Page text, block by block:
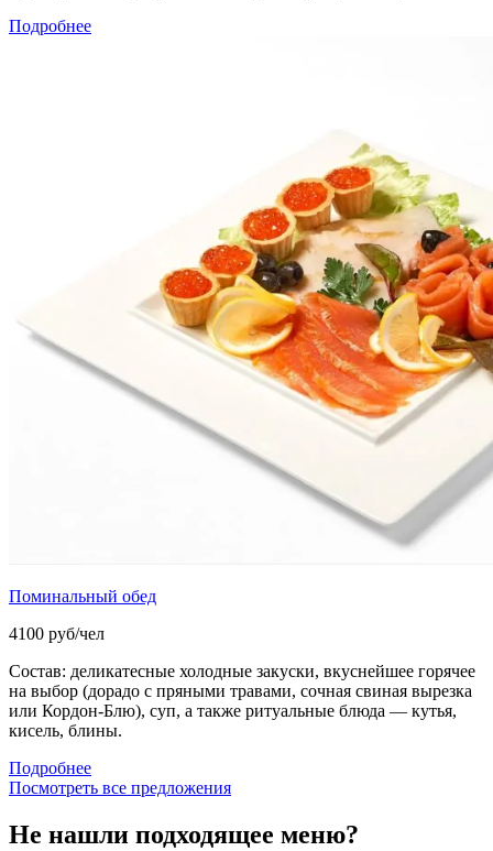
Подробнее
Поминальный обед
4100 руб/чел
Состав: деликатесные холодные закуски, вкуснейшее горячее
на выбор (дорадо с пряными травами, сочная свиная вырезка
или Кордон-Блю), суп, а также ритуальные блюда — кутья,
кисель, блины.
Подробнее
Посмотреть все предложения
Не нашли подходящее меню?